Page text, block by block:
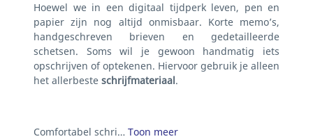
Hoewel we in een digitaal tijdperk leven, pen en
papier zijn nog altijd onmisbaar. Korte memo’s,
handgeschreven brieven en gedetailleerde
schetsen. Soms wil je gewoon handmatig iets
opschrijven of optekenen. Hiervoor gebruik je alleen
het allerbeste schrijfmateriaal.
Comfortabel schri… Toon meer